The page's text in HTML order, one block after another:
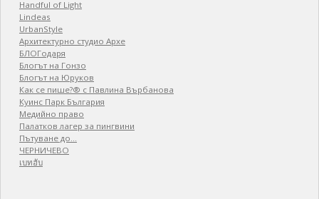
Handful of Light
Lindeas
UrbanStyle
Архитектурно студио Архе
БЛОГодаря
Блогът на Гонзо
Блогът на Юруков
Как се пише?® с Павлина Върбанова
Куинс Парк България
Медийно право
Палатков лагер зa пингвини
Пътуване до…
ЧЕРНИЧЕВО
เบทฮับ